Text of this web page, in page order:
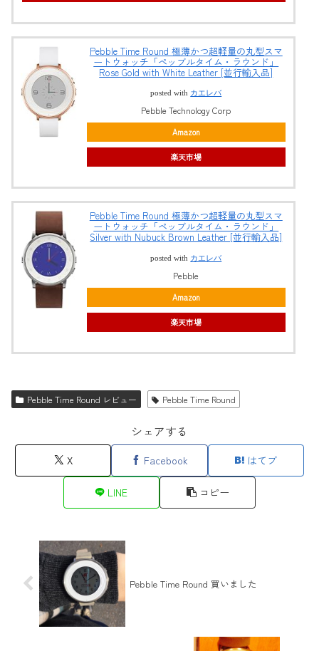
Pebble Time Round 極薄かつ超軽量の丸型スマ
ートウォッチ「ペッブルタイム・ラウンド」
Rose Gold with White Leather [並行輸入品]
posted with カエレバ
Pebble Technology Corp
Amazon
楽天市場
Pebble Time Round 極薄かつ超軽量の丸型スマ
ートウォッチ「ペッブルタイム・ラウンド」
Silver with Nubuck Brown Leather [並行輸入品]
posted with カエレバ
Pebble
Amazon
楽天市場
Pebble Time Round レビュー Pebble Time Round
シェアする
X Facebook はてブ
LINE コピー
Pebble Time Round 買いました